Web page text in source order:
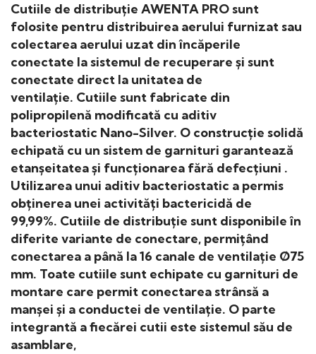
Cutiile de distribuție AWENTA PRO sunt
folosite pentru distribuirea aerului furnizat sau
colectarea aerului uzat din încăperile
conectate la sistemul de recuperare și sunt
conectate direct la unitatea de
ventilație. Cutiile sunt fabricate din
polipropilenă modificată cu aditiv
bacteriostatic Nano-Silver. O construcție solidă
echipată cu un sistem de garnituri garantează
etanșeitatea și funcționarea fără defecțiuni .
Utilizarea unui aditiv bacteriostatic a permis
obținerea unei activități bactericidă de
99,99%. Cutiile de distribuție sunt disponibile în
diferite variante de conectare, permițând
conectarea a până la 16 canale de ventilație Ø75
mm. Toate cutiile sunt echipate cu garnituri de
montare care permit conectarea strânsă a
manșei și a conductei de ventilație. O parte
integrantă a fiecărei cutii este sistemul său de
asamblare,